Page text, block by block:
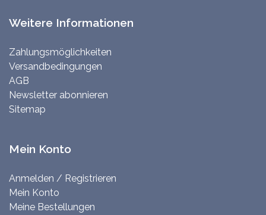
Weitere Informationen
Zahlungsmöglichkeiten
Versandbedingungen
AGB
Newsletter abonnieren
Sitemap
Mein Konto
Anmelden / Registrieren
Mein Konto
Meine Bestellungen